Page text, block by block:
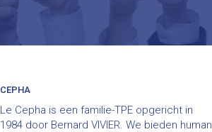
CEPHA
Le Cepha is een familie-TPE opgericht in
1984 door Bernard VIVIER. We bieden human